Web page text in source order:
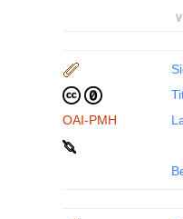
∨
OAI-PMH